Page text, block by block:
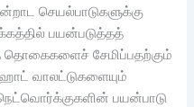
செயல்பாடுகளுக்கு
பயன்படுத்தத்
தொகைகளைச் சேமிப்பதற்கும்
வாலட்டுகளையும்
பயன்பாடு